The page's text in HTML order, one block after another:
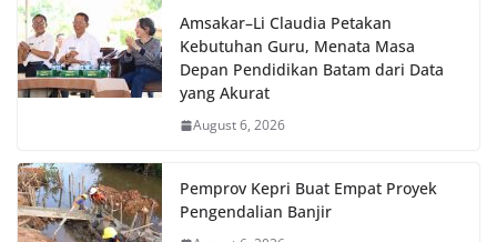
Amsakar–Li Claudia Petakan
Kebutuhan Guru, Menata Masa
Depan Pendidikan Batam dari Data
yang Akurat
August 6, 2026
Pemprov Kepri Buat Empat Proyek
Pengendalian Banjir